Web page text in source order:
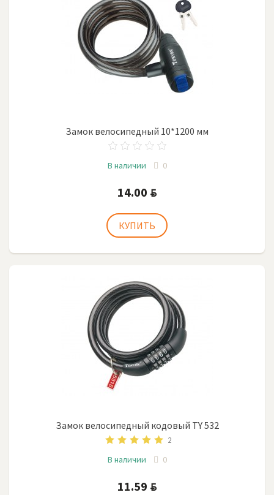
Замок велосипедный 10*1200 мм
В наличии 0
14.00 BYN
Замок велосипедный кодовый TY 532
2
В наличии 0
11.59 BYN